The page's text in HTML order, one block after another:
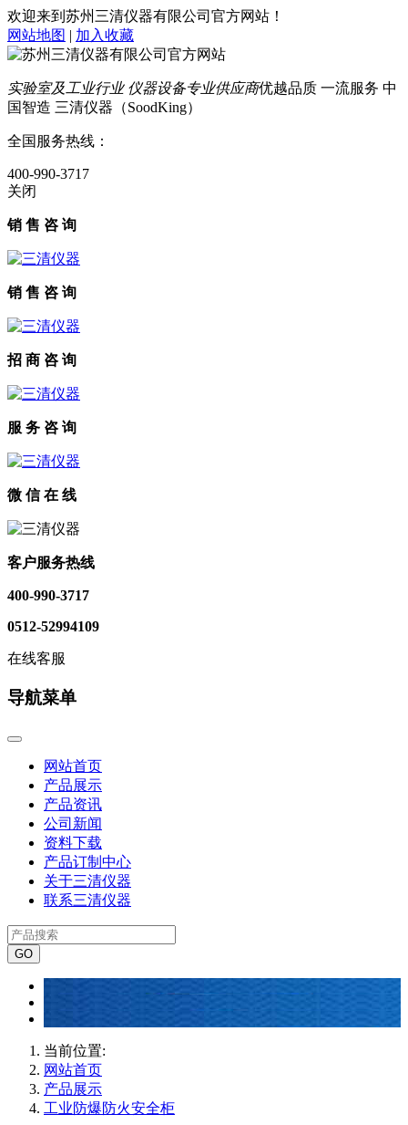
欢迎来到苏州三清仪器有限公司官方网站！
网站地图 | 加入收藏
实验室及工业行业 仪器设备专业供应商优越品质 一流服务 中
国智造 三清仪器（SoodKing）
全国服务热线：
400-990-3717
关闭
销 售 咨 询
销 售 咨 询
招 商 咨 询
服 务 咨 询
微 信 在 线
客户服务热线
400-990-3717
0512-52994109
在线客服
导航菜单
网站首页
产品展示
产品资讯
公司新闻
资料下载
产品订制中心
关于三清仪器
联系三清仪器
当前位置:
网站首页
产品展示
工业防爆防火安全柜